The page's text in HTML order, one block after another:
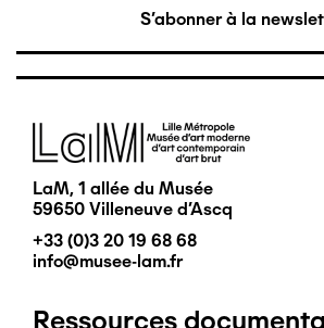
S'abonner à la
Image
LaM, 1 allée du Musée
59650 Villeneuve d'Ascq
+33 (0)3 20 19 68 68
info@musee-lam.fr
Ressources